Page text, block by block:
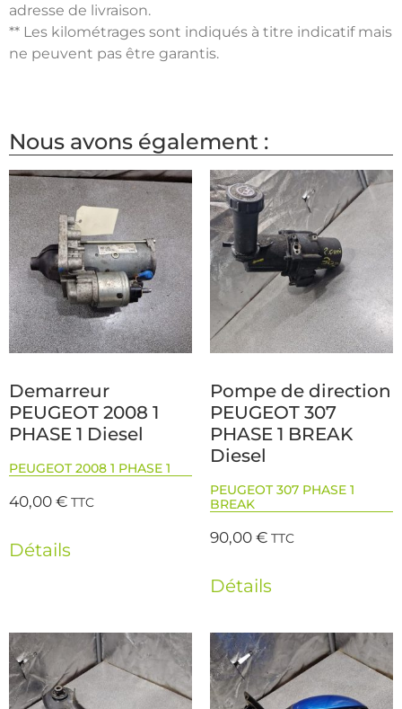
adresse de livraison.
** Les kilométrages sont indiqués à titre indicatif mais
ne peuvent pas être garantis.
Nous avons également :
Demarreur
PEUGEOT 2008 1
PHASE 1 Diesel
PEUGEOT 2008 1 PHASE 1
40,00€ TTC
Détails
Pompe de direction
PEUGEOT 307
PHASE 1 BREAK
Diesel
PEUGEOT 307 PHASE 1
BREAK
90,00€ TTC
Détails